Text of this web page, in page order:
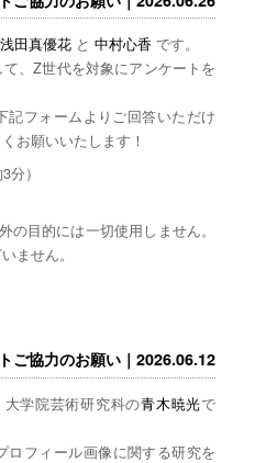
浅田真優花と 中村心香 です。
、Z世代を対象にアンケートを
記フォームよりご回答いただけ
お願いいたします！
）
目的には一切使用しません。
ません。
ご協力のお願い｜2026.06.12
学院芸術研究科の青木暁光で
ロフィール画像に関する研究を